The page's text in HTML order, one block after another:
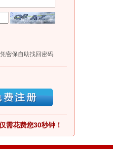
密保自助找回密码
需花费您30秒钟！